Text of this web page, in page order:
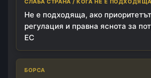
Не е подходяща, ако
регулация и правна яснота за
ЕС